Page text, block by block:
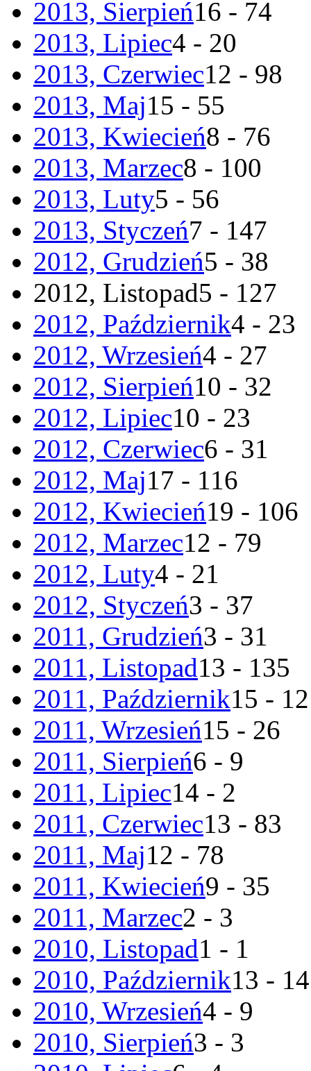
2013, Sierpień16 - 74
2013, Lipiec4 - 20
2013, Czerwiec12 - 98
2013, Maj15 - 55
2013, Kwiecień8 - 76
2013, Marzec8 - 100
2013, Luty5 - 56
2013, Styczeń7 - 147
2012, Grudzień5 - 38
2012, Listopad5 - 127
2012, Październik4 - 23
2012, Wrzesień4 - 27
2012, Sierpień10 - 32
2012, Lipiec10 - 23
2012, Czerwiec6 - 31
2012, Maj17 - 116
2012, Kwiecień19 - 106
2012, Marzec12 - 79
2012, Luty4 - 21
2012, Styczeń3 - 37
2011, Grudzień3 - 31
2011, Listopad13 - 135
2011, Październik15 -
2011, Wrzesień15 - 26
2011, Sierpień6 - 9
2011, Lipiec14 - 2
2011, Czerwiec13 - 83
2011, Maj12 - 78
2011, Kwiecień9 - 35
2011, Marzec2 - 3
2010, Listopad1 - 1
2010, Październik13 - 14
2010, Wrzesień4 - 9
2010, Sierpień3 - 3